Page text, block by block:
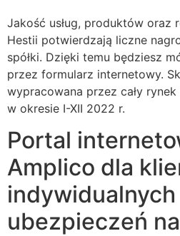
Jakość usług, produktów oraz
Hestii potwierdzają liczne
spółki. Dzięki temu będziesz
przez formularz internetowy.
wypracowana przez cały
w okresie I-XII 2022 r.
Portal
Amplico dla
indywidualnych
ubezpieczeń